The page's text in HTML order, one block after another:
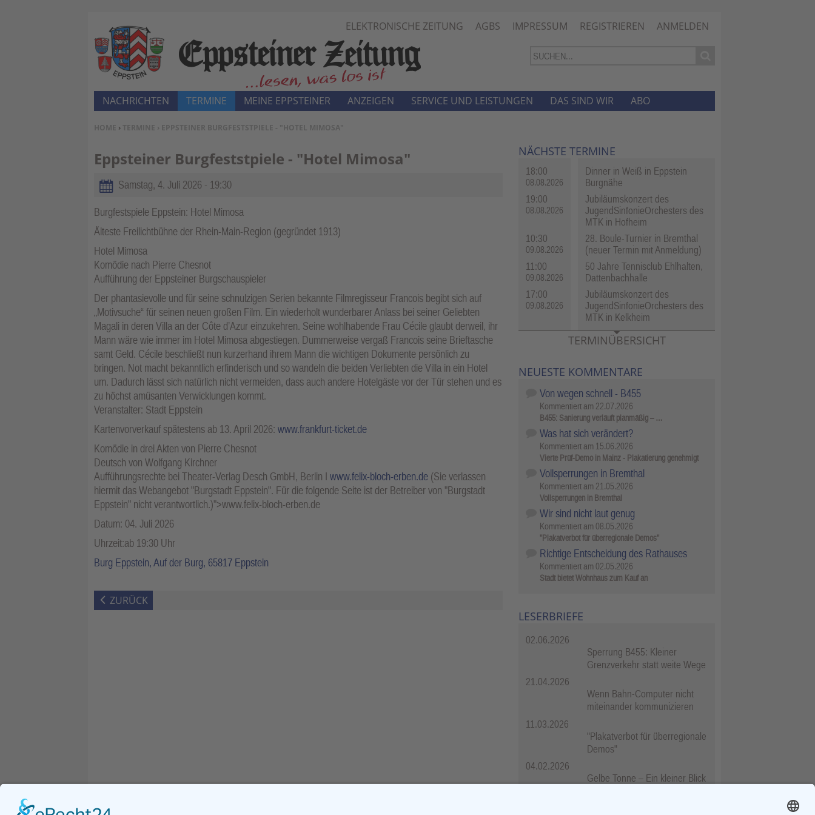
ELEKTRONISCHE ZEITUNG AGBS IMPRESSUM REGISTRIEREN ANMELDEN
SIE BEFINDEN SICH HIER:
HOME › TERMINE › EPPSTEINER BURGFESTSTPIELE - "HOTEL MIMOSA"
Eppsteiner Burgfeststpiele - "Hotel Mimosa"
Samstag, 4. Juli 2026 - 19:30
Burgfestspiele Eppstein: Hotel Mimosa
Älteste Freilichtbühne der Rhein-Main-Region (gegründet 1913)
Hotel Mimosa
Komödie nach Pierre Chesnot
Aufführung der Eppsteiner Burgschauspieler
Der phantasievolle und für seine schnulzigen Serien bekannte Filmregisseur Francois begibt sich auf
„Motivsuche“ für seinen neuen großen Film. Ein wiederholt wunderbarer Anlass bei seiner Geliebten
Magali in deren Villa an der Côte d’Azur einzukehren. Seine wohlhabende Frau Cécile glaubt derweil, ihr
Mann wäre wie immer im Hotel Mimosa abgestiegen. Dummerweise vergaß Francois seine Brieftasche
samt Geld. Cécile beschließt nun kurzerhand ihrem Mann die wichtigen Dokumente persönlich zu
bringen. Not macht bekanntlich erfinderisch und so wandeln die beiden Verliebten die Villa in ein Hotel
um. Dadurch lässt sich natürlich nicht vermeiden, dass auch andere Hotelgäste vor der Tür stehen und es
zu höchst amüsanten Verwicklungen kommt.
Veranstalter: Stadt Eppstein
Kartenvorverkauf spätestens ab 13. April 2026: www.frankfurt-ticket.de
Komödie in drei Akten von Pierre Chesnot
Deutsch von Wolfgang Kirchner
Aufführungsrechte bei Theater-Verlag Desch GmbH, Berlin I www.felix-bloch-erben.de (Sie verlassen
hiermit das Webangebot "Burgstadt Eppstein". Für die folgende Seite ist der Betreiber von "Burgstadt
Eppstein" nicht verantwortlich.)">www.felix-bloch-erben.de
Datum: 04. Juli 2026
Uhrzeit:ab 19:30 Uhr
Burg Eppstein, Auf der Burg, 65817 Eppstein
ZURÜCK
NÄCHSTE TERMINE
18:00
08.08.2026
Dinner in Weiß in Eppstein
Burgnähe
19:00
08.08.2026
Jubiläumskonzert des
JugendSinfonieOrchesters des
MTK in Hofheim
10:30
09.08.2026
28. Boule-Turnier in Bremthal
(neuer Termin mit Anmeldung)
11:00
09.08.2026
50 Jahre Tennisclub Ehlhalten,
Dattenbachhalle
17:00
09.08.2026
Jubiläumskonzert des
JugendSinfonieOrchesters des
MTK in Kelkheim
TERMINÜBERSICHT
NEUESTE KOMMENTARE
Von wegen schnell - B455
Kommentiert am 22.07.2026
B455: Sanierung verläuft planmäßig – …
Was hat sich verändert?
Kommentiert am 15.06.2026
Vierte Prüf-Demo in Mainz - Plakatierung genehmigt
Vollsperrungen in Bremthal
Kommentiert am 21.05.2026
Vollsperrungen in Bremthal
Wir sind nicht laut genug
Kommentiert am 08.05.2026
"Plakatverbot für überregionale Demos"
Richtige Entscheidung des Rathauses
Kommentiert am 02.05.2026
Stadt bietet Wohnhaus zum Kauf an
LESERBRIEFE
02.06.2026
Sperrung B455: Kleiner
Grenzverkehr statt weite Wege
21.04.2026
Wenn Bahn-Computer nicht
miteinander kommunizieren
11.03.2026
"Plakatverbot für überregionale
Demos"
04.02.2026
Gelbe Tonne – Ein kleiner Blick
NACHRICHTEN TERMINE MEINE EPPSTEINER ANZEIGEN SERVICE UND LEISTUNGEN DAS SIND WIR ABO